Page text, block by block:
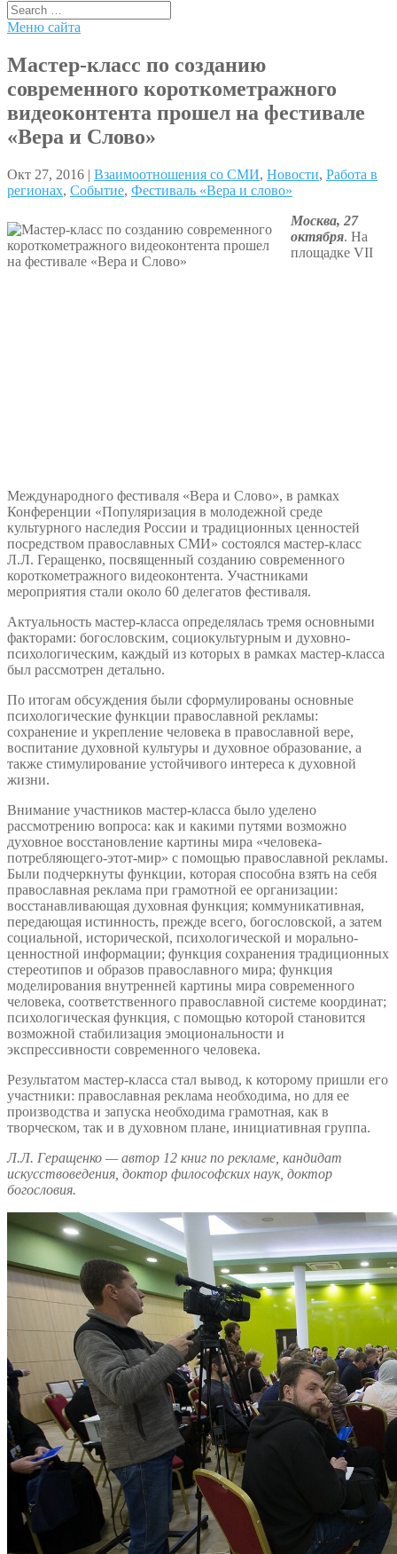
Меню сайта
Мастер-класс по созданию
современного короткометражного
видеоконтента прошел на фестивале
«Вера и Слово»
Окт 27, 2016 | Взаимоотношения со СМИ, Новости, Работа в
регионах, Событие, Фестиваль «Вера и слово»
Москва, 27
октября. На
площадке VII
Международного фестиваля «Вера и Слово», в рамках
Конференции «Популяризация в молодежной среде
культурного наследия России и традиционных ценностей
посредством православных СМИ» состоялся мастер-класс
Л.Л. Геращенко, посвященный созданию современного
короткометражного видеоконтента. Участниками
мероприятия стали около 60 делегатов фестиваля.
Актуальность мастер-класса определялась тремя основными
факторами: богословским, социокультурным и духовно-
психологическим, каждый из которых в рамках мастер-класса
был рассмотрен детально.
По итогам обсуждения были сформулированы основные
психологические функции православной рекламы:
сохранение и укрепление человека в православной вере,
воспитание духовной культуры и духовное образование, а
также стимулирование устойчивого интереса к духовной
жизни.
Внимание участников мастер-класса было уделено
рассмотрению вопроса: как и какими путями возможно
духовное восстановление картины мира «человека-
потребляющего-этот-мир» с помощью православной рекламы.
Были подчеркнуты функции, которая способна взять на себя
православная реклама при грамотной ее организации:
восстанавливающая духовная функция; коммуникативная,
передающая истинность, прежде всего, богословской, а затем
социальной, исторической, психологической и морально-
ценностной информации; функция сохранения традиционных
стереотипов и образов православного мира; функция
моделирования внутренней картины мира современного
человека, соответственного православной системе координат;
психологическая функция, с помощью которой становится
возможной стабилизация эмоциональности и
экспрессивности современного человека.
Результатом мастер-класса стал вывод, к которому пришли его
участники: православная реклама необходима, но для ее
производства и запуска необходима грамотная, как в
творческом, так и в духовном плане, инициативная группа.
Л.Л. Геращенко — автор 12 книг по рекламе, кандидат
искусствоведения, доктор философских наук, доктор
богословия.